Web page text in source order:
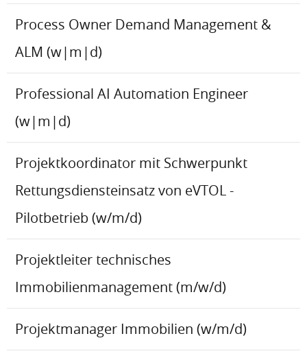
Process Owner Demand Management &
ALM (w|m|d)
Professional AI Automation Engineer
(w|m|d)
Projektkoordinator mit Schwerpunkt
Rettungsdiensteinsatz von eVTOL -
Pilotbetrieb (w/m/d)
Projektleiter technisches
Immobilienmanagement (m/w/d)
Projektmanager Immobilien (w/m/d)